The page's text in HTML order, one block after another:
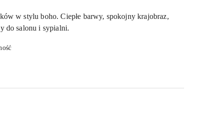
w stylu boho. Ciepłe barwy, spokojny krajobraz,
do salonu i sypialni.